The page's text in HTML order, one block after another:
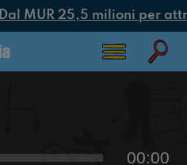
Dal MUR 25,5 milioni per
00:00